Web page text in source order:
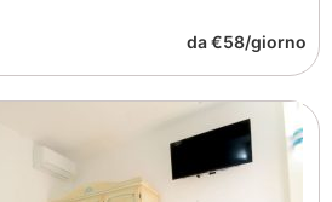
da €58/giorno